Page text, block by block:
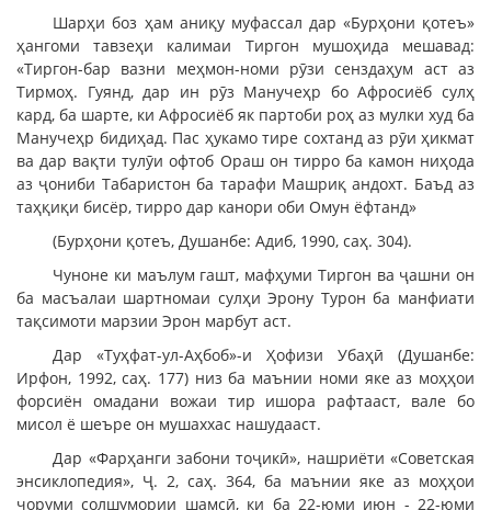
Шарҳи боз ҳам аниқу муфассал дар «Бурҳони қотеъ»
ҳангоми тавзеҳи калимаи Тиргон мушоҳида мешавад:
«Тиргон-бар вазни меҳмон-номи рӯзи сенздаҳум аст аз
Тирмоҳ. Гуянд, дар ин рӯз Манучеҳр бо Афросиёб сулҳ
кард, ба шарте, ки Афросиёб як партоби роҳ аз мулки худ ба
Манучеҳр бидиҳад. Пас ҳукамо тире сохтанд аз рӯи ҳикмат
ва дар вақти тулӯи офтоб Ораш он тирро ба камон ниҳода
аз ҷониби Табаристон ба тарафи Машриқ андохт. Баъд аз
таҳқиқи бисёр, тирро дар канори оби Омун ёфтанд»
(Бурҳони қотеъ, Душанбе: Адиб, 1990, саҳ. 304).
Чуноне ки маълум гашт, мафҳуми Тиргон ва ҷашни он
ба масъалаи шартномаи сулҳи Эрону Турон ба манфиати
тақсимоти марзии Эрон марбут аст.
Дар «Туҳфат-ул-Аҳбоб»-и Ҳофизи Убаҳӣ (Душанбе:
Ирфон, 1992, саҳ. 177) низ ба маънии номи яке аз моҳҳои
форсиён омадани вожаи тир ишора рафтааст, вале бо
мисол ё шеъре он мушаххас нашудааст.
Дар «Фарҳанги забони тоҷикӣ», нашриёти «Советская
энсиклопедия», Ҷ. 2, саҳ. 364, ба маънии яке аз моҳҳои
чоруми солшумории шамсӣ, ки ба 22-юми июн - 22-юми